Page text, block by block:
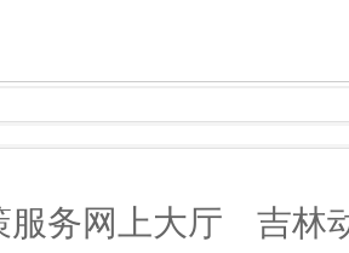
服务网上大厅
吉林